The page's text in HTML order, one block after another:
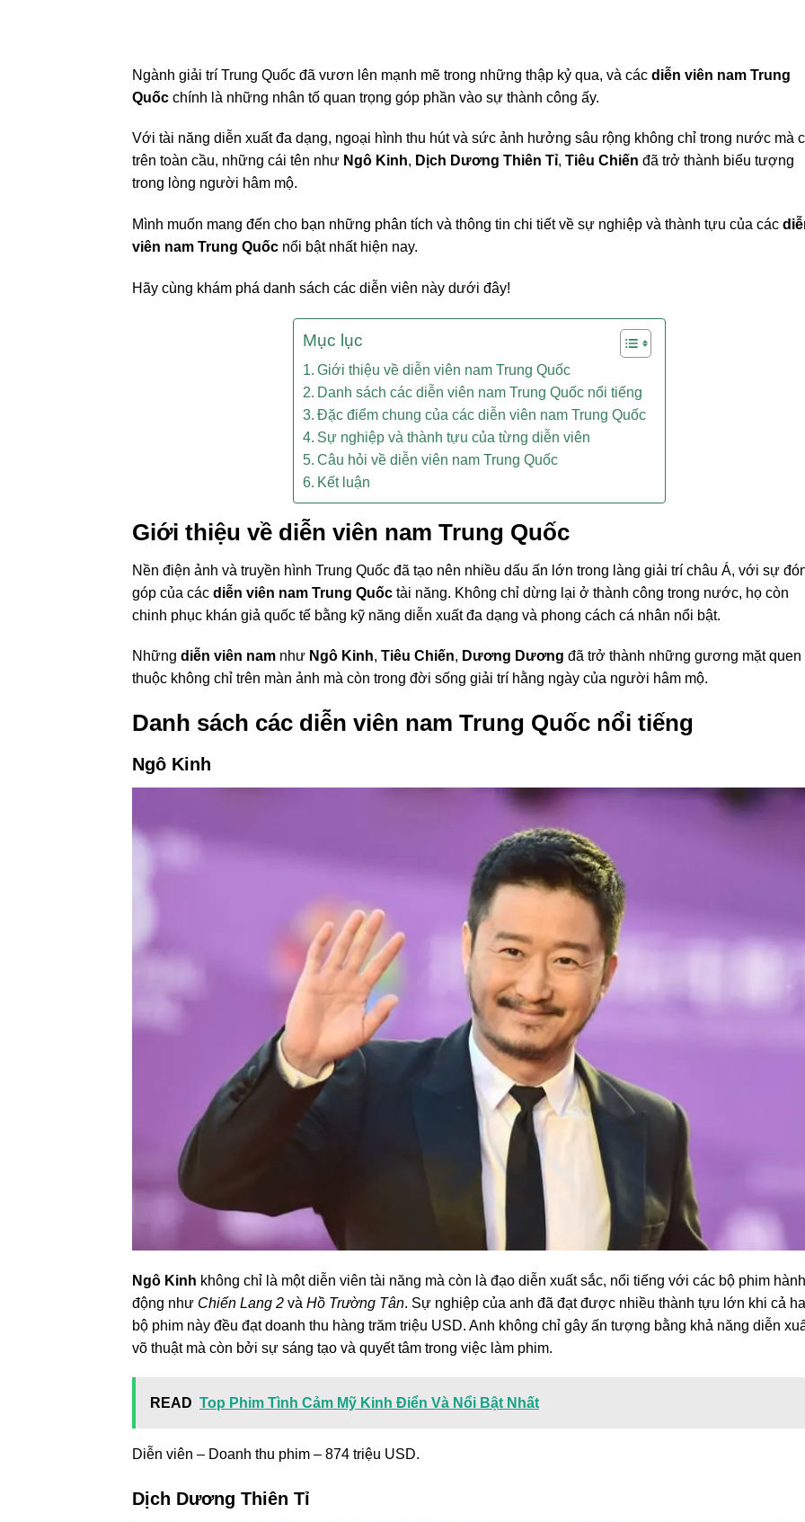
Ngành giải trí Trung Quốc đã vươn lên mạnh mẽ trong những thập kỷ qua, và các diễn viên nam Trung
Quốc chính là những nhân tố quan trọng góp phần vào sự thành công ấy.
Với tài năng diễn xuất đa dạng, ngoại hình thu hút và sức ảnh hưởng sâu rộng không chỉ trong nước mà
trên toàn cầu, những cái tên như Ngô Kinh, Dịch Dương Thiên Tỉ, Tiêu Chiến đã trở thành biểu tượng
trong lòng người hâm mộ.
Mình muốn mang đến cho bạn những phân tích và thông tin chi tiết về sự nghiệp và thành tựu của các
viên nam Trung Quốc nổi bật nhất hiện nay.
Hãy cùng khám phá danh sách các diễn viên này dưới đây!
Mục lục
Giới thiệu về diễn viên nam Trung Quốc
Danh sách các diễn viên nam Trung Quốc nổi tiếng
Đặc điểm chung của các diễn viên nam Trung Quốc
Sự nghiệp và thành tựu của từng diễn viên
Câu hỏi về diễn viên nam Trung Quốc
Kết luận
Giới thiệu về diễn viên nam Trung Quốc
Nền điện ảnh và truyền hình Trung Quốc đã tạo nên nhiều dấu ấn lớn trong làng giải trí châu Á, với sự
góp của các diễn viên nam Trung Quốc tài năng. Không chỉ dừng lại ở thành công trong nước, họ còn
chinh phục khán giả quốc tế bằng kỹ năng diễn xuất đa dạng và phong cách cá nhân nổi bật.
Những diễn viên nam như Ngô Kinh, Tiêu Chiến, Dương Dương đã trở thành những gương mặt quen
thuộc không chỉ trên màn ảnh mà còn trong đời sống giải trí hằng ngày của người hâm mộ.
Danh sách các diễn viên nam Trung Quốc nổi tiếng
Ngô Kinh
Ngô Kinh không chỉ là một diễn viên tài năng mà còn là đạo diễn xuất sắc, nổi tiếng với các bộ phim hành
động như Chiến Lang 2 và Hồ Trường Tân. Sự nghiệp của anh đã đạt được nhiều thành tựu lớn khi cả
bộ phim này đều đạt doanh thu hàng trăm triệu USD. Anh không chỉ gây ấn tượng bằng khả năng diễn
võ thuật mà còn bởi sự sáng tạo và quyết tâm trong việc làm phim.
READ Top Phim Tình Cảm Mỹ Kinh Điển Và Nổi Bật Nhất
Diễn viên – Doanh thu phim – 874 triệu USD.
Dịch Dương Thiên Tỉ